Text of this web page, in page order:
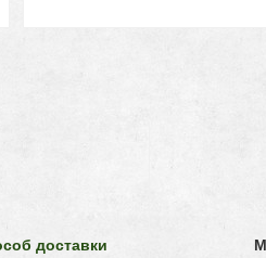
доставки